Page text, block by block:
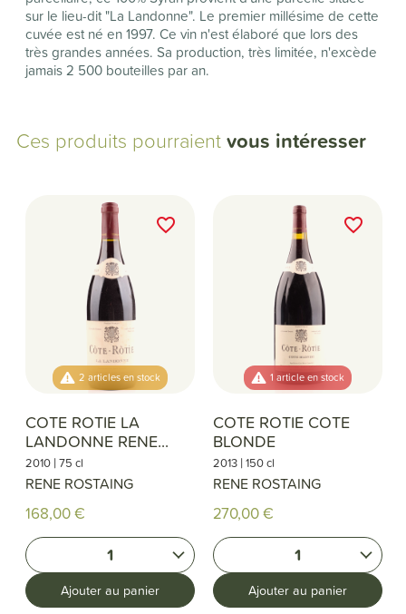
sur le lieu-dit "La Landonne". Le premier millésime de cette
cuvée est né en 1997. Ce vin n'est élaboré que lors des
très grandes années. Sa production, très limitée, n'excède
jamais 2 500 bouteilles par an.
Ces produits pourraientvous intéresser
2 articles en stock
COTE ROTIE LA
LANDONNE RENE...
2010 |75 cl
RENE ROSTAING
168,00 €
1
Ajouter au panier
favorite_border
1 article en stock
COTE ROTIE COTE
BLONDE
2013 |150 cl
RENE ROSTAING
270,00 €
1
Ajouter au panier
favorite_border